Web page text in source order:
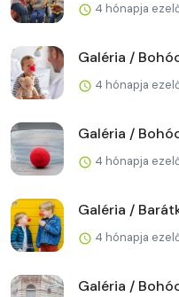
4 hónapja
Galéria /
4 hónapja
Galéria /
4 hónapja
Galéria /
4 hónapja
Galéria /